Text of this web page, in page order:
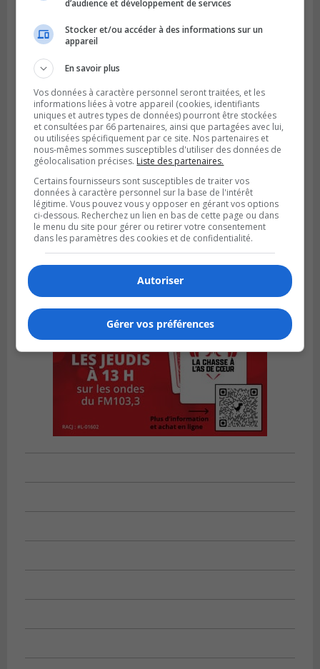
Longueuild’audience et développement de services
Stocker et/ou accéder à des informations sur un
appareil
En savoir plus
Vos données à caractère personnel seront traitées, et les
informations liées à votre appareil (cookies, identifiants
uniques et autres types de données) pourront être stockées
et consultées par 66 partenaires, ainsi que partagées avec lui,
ou utilisées spécifiquement par ce site. Nos partenaires et
nous-mêmes sommes susceptibles d'utiliser des données de
géolocalisation précises. Liste des partenaires.
Certains fournisseurs sont susceptibles de traiter vos
données à caractère personnel sur la base de l'intérêt
légitime. Vous pouvez vous y opposer en gérant vos options
ci-dessous. Recherchez un lien en bas de cette page ou dans
le menu du site pour gérer ou retirer votre consentement
dans les paramètres des cookies et de confidentialité.
Autoriser
Gérer vos préférences